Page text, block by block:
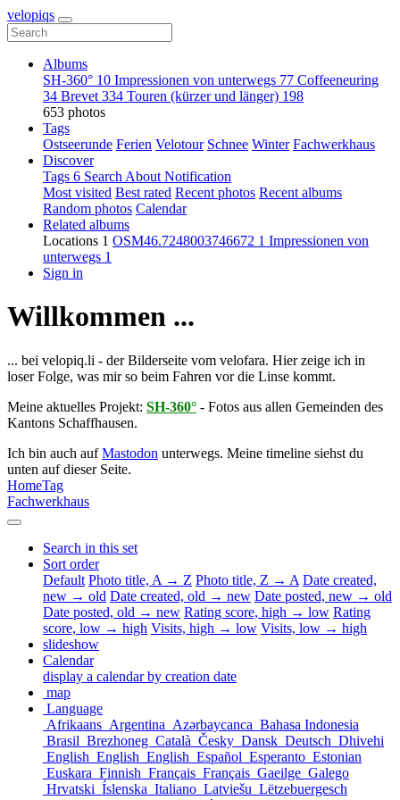
velopiqs
Albums
SH-360° 10 Impressionen von unterwegs 77 Coffeeneuring
34 Brevet 334 Touren (kürzer und länger) 198
653 photos
Tags
Ostseerunde Ferien Velotour Schnee Winter Fachwerkhaus
Discover
Tags 6 Search About Notification
Most visited Best rated Recent photos Recent albums
Random photos Calendar
Related albums
Locations 1 OSM46.7248003746672 1 Impressionen von
unterwegs 1
Sign in
Willkommen ...
... bei velopiq.li - der Bilderseite vom velofara. Hier zeige ich in
loser Folge, was mir so beim Fahren vor die Linse kommt.
Meine aktuelles Projekt: SH-360° - Fotos aus allen Gemeinden des
Kantons Schaffhausen.
Ich bin auch aufMastodon unterwegs. Meine timeline siehst du
unten auf dieser Seite.
HomeTag
Fachwerkhaus
Search in this set
Sort order
Default Photo title, A → Z Photo title, Z → A Date created,
new → old Date created, old → new Date posted, new → old
Date posted, old → new Rating score, high → low Rating
score, low → high Visits, high → low Visits, low → high
slideshow
Calendar
display a calendar by creation date
map
Language
Afrikaans Argentina Azərbaycanca Bahasa Indonesia
Brasil Brezhoneg Català Česky Dansk Deutsch Dhivehi
English English English Español Esperanto Estonian
Euskara Finnish Français Français Gaeilge Galego
Hrvatski Íslenska Italiano Latviešu Lëtzebuergesch